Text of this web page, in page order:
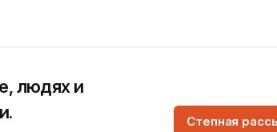
людях и
Степная